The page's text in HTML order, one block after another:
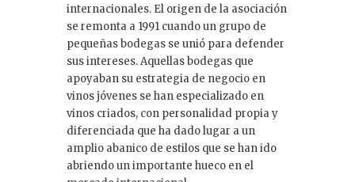
internacionales. El origen de la asociación
se remonta a 1991 cuando un grupo de
pequeñas bodegas se unió para defender
sus intereses. Aquellas bodegas que
apoyaban su estrategia de negocio en
vinos jóvenes se han especializado en
vinos criados, con personalidad propia y
diferenciada que ha dado lugar a un
amplio abanico de estilos que se han ido
abriendo un importante hueco en el